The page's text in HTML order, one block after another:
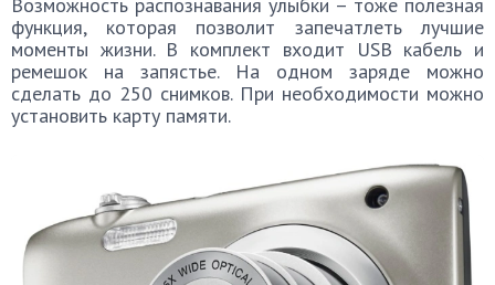
Возможность распознавания улыбки – тоже полезная
функция, которая позволит запечатлеть лучшие
моменты жизни. В комплект входит USB кабель и
ремешок на запястье. На одном заряде можно
сделать до 250 снимков. При необходимости можно
установить карту памяти.